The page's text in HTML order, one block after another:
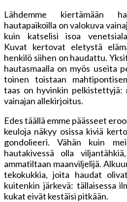
Lähdemme kiertämään
hautapaikoilla on valokuva
kuin katselisi isoa
Kuvat kertovat eletystä
henkilö siihen on haudattu.
hautasmaalla on myös useita
toinen toistaan
taas on hyvinkin pelkistettyjä:
vainajan allekirjoitus.
Edes täällä emme päässeet
keuloja näkyy osissa kiviä
gondolieeri. Vähän kuin
hautakivessä olla
ammatiltaan maanviljelijä.
tekokukkia, joita haudat
kuitenkin järkevä: tällaisessa
kukat eivät kestäisi pitkään.